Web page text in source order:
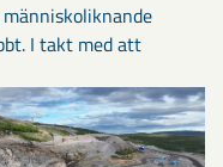
I takt med att